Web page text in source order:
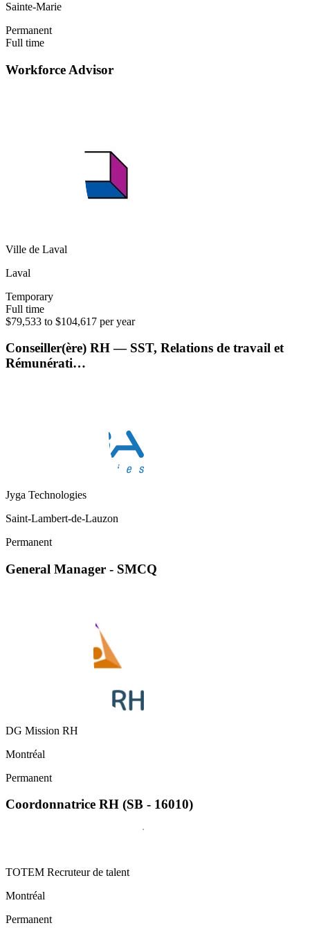
Sainte-Marie
Permanent
Full time
Workforce Advisor
Ville de Laval
Laval
Temporary
Full time
$79,533 to $104,617 per year
Conseiller(ère) RH — SST, Relations de travail et
Rémunérati…
Jyga Technologies
Saint-Lambert-de-Lauzon
Permanent
General Manager - SMCQ
DG Mission RH
Montréal
Permanent
Coordonnatrice RH (SB - 16010)
TOTEM Recruteur de talent
Montréal
Permanent